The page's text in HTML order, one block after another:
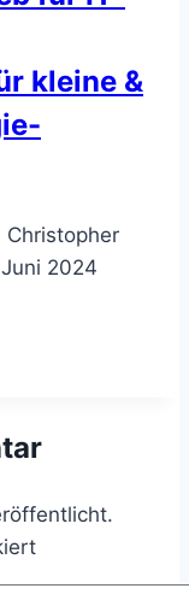
kleine &
Christopher
2024